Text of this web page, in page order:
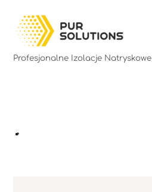
content
Profesjonalne Izolacje Natryskowe